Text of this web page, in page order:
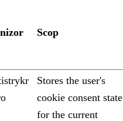
Scop
Stores the user's
cookie consent state
for the current